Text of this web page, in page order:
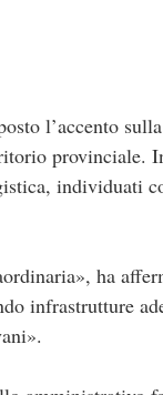
l’accento
provinciale.
individuati
ha
infrastrutture